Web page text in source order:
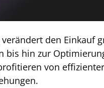
den Einkauf
bis hin zur
von